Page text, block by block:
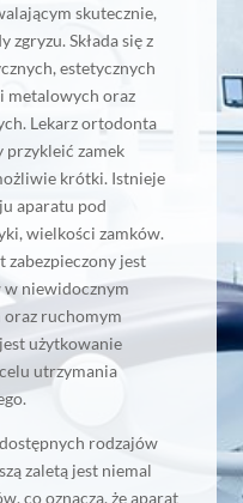
skutecznie,
zgryzu. Składa się z
estetycznych
metalowych oraz
Lekarz ortodonta
przykleić zamek
krótki. Istnieje
aparatu pod
wielkości zamków.
zabezpieczony jest
w niewidocznym
oraz ruchomym
użytkowanie
utrzymania
rodzajów
zaletą jest niemal
co oznacza, że aparat